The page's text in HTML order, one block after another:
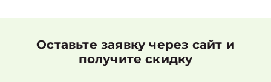
Оставьте заявку через сайт и
получите скидку